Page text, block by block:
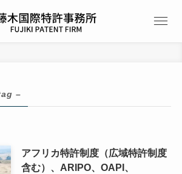
–
アフリカ特許制度（広域特許制度
含む）、ARIPO、OAPI、